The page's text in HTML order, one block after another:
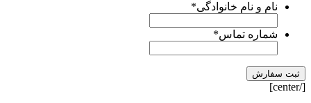
نام و نام خانوادگی*
شماره تماس*
[/center]